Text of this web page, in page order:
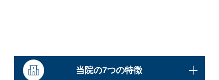
当院の7つの特徴